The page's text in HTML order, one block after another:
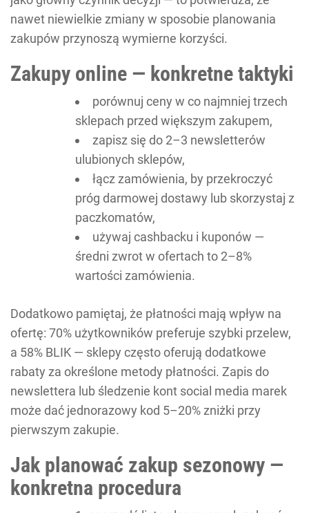
nawet niewielkie zmiany w sposobie planowania
zakupów przynoszą wymierne korzyści.
Zakupy online — konkretne taktyki
porównuj ceny w co najmniej trzech
sklepach przed większym zakupem,
zapisz się do 2–3 newsletterów
ulubionych sklepów,
łącz zamówienia, by przekroczyć
próg darmowej dostawy lub skorzystaj z
paczkomatów,
używaj cashbacku i kuponów —
średni zwrot w ofertach to 2–8%
wartości zamówienia.
Dodatkowo pamiętaj, że płatności mają wpływ na
ofertę: 70% użytkowników preferuje szybki przelew,
a 58% BLIK — sklepy często oferują dodatkowe
rabaty za określone metody płatności. Zapis do
newslettera lub śledzenie kont social media marek
może dać jednorazowy kod 5–20% zniżki przy
pierwszym zakupie.
Jak planować zakup sezonowy —
konkretna procedura